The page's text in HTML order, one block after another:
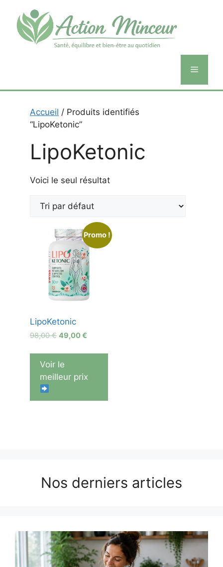
contenu
Menu
Accueil / Produits identifiés
“LipoKetonic”
LipoKetonic
Voici le seul résultat
Promo !
LipoKetonic
98,00€ Le
initial
était :
98,00 €.
49,00€
actuel
49,00 €.
Voir le
meilleur prix
Nos derniers articles